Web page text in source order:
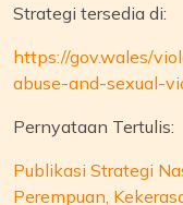
Strategi tersedia di:
https://gov.wales/
abuse-and-sexual-
Pernyataan Tertulis:
Publikasi Strategi
Perempuan,